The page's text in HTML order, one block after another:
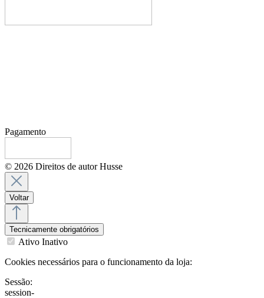
Pagamento
© 2026 Direitos de autor Husse
Voltar
Tecnicamente obrigatórios
Ativo Inativo
Cookies necessários para o funcionamento da loja:
Sessão:
session-